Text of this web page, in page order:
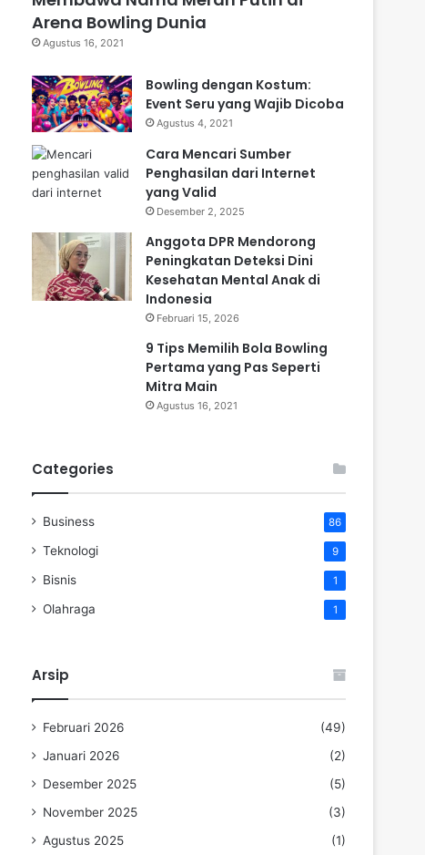
Arena Bowling Dunia
Agustus 16, 2021
Bowling dengan Kostum:
Event Seru yang Wajib Dicoba
Agustus 4, 2021
Cara Mencari Sumber
Penghasilan dari Internet
yang Valid
Desember 2, 2025
Anggota DPR Mendorong
Peningkatan Deteksi Dini
Kesehatan Mental Anak di
Indonesia
Februari 15, 2026
9 Tips Memilih Bola Bowling
Pertama yang Pas Seperti
Mitra Main
Agustus 16, 2021
Categories
Business 86
Teknologi 9
Bisnis 1
Olahraga 1
Arsip
Februari 2026
(49)
Januari 2026
(2)
Desember 2025
(5)
November 2025
(3)
Agustus 2025
(1)